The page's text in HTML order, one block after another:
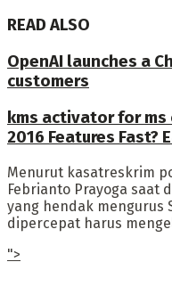
READ ALSO
OpenAI launches a
customers
kms activator for
2016 Features Fast?
Menurut kasatreskrim
Febrianto Prayoga saat
yang hendak mengurus
dipercepat harus
">